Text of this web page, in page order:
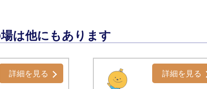
は他にもあります
詳細を見る 詳細を見る